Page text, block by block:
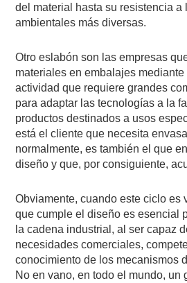
del material hasta su resistencia a
ambientales más diversas.
Otro eslabón son las empresas
materiales en embalajes
actividad que requiere grandes
para adaptar las tecnologías a la
productos destinados a usos
está el cliente que necesita
normalmente, es también el que
diseño y que, por consiguiente,
Obviamente, cuando este ciclo es
que cumple el diseño es esencial
la cadena industrial, al ser capaz
necesidades comerciales,
conocimiento de los mecanismos
No en vano, en todo el mundo, un